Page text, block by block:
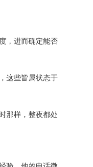
，进而确定能否
这些皆属状态于
那样，整夜都处